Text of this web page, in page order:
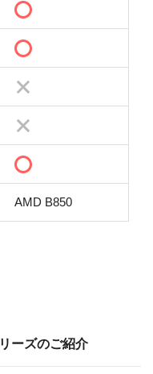
AMD B850
ーズのご紹介